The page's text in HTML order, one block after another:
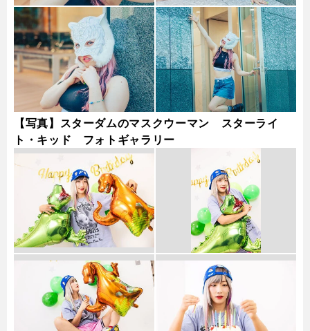
【写真】スターダムのマスクウーマン スターライ
ト・キッド フォトギャラリー